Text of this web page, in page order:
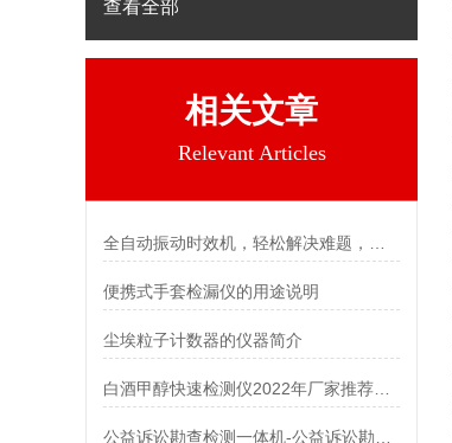
查看全部
相关文章
Relevant Articles
便携式手套检漏仪的用途说明
尘埃粒子计数器的仪器简介
白酒甲醇快速检测仪2022年厂家推荐仪器